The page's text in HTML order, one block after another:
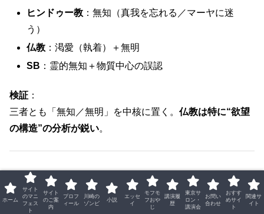
ヒンドゥー教 ：無知（真我を忘れる／マーヤに迷
う）
仏教 ：渇愛（執着）＋無明
SB ：霊的無知＋物質中心の誤認
検証 ：
三者とも「無知／無明」を中核に置く。 仏教は特に“欲望
の構造”の分析が鋭い。
⑤ 死とは何か？
ホーム
サイト
のマニ
フェス
ト
サイト
のご案
内
プロフ
ィール
川崎の
ゾンビ
小説
エッセ
イ
モフモ
フおや
じ
講演履
歴
東京サ
ロン・
講演会
お問い
合わせ
おすす
めサイ
ト
関連サ
イト